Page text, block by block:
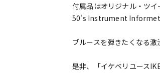
付属品はオリジナル・ツ
50's Instrument
ブルースを弾きたくなる激
是非、「イケベリユース